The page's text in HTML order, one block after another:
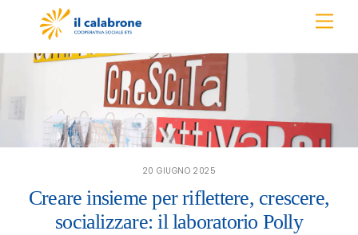
content
20 GIUGNO 2025
Creare insieme per riflettere, crescere,
socializzare: il laboratorio Polly